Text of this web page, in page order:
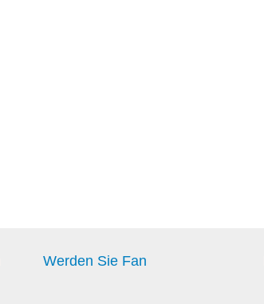
Werden Sie Fan